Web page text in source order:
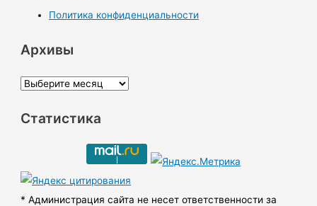
Политика конфиденциальности
Архивы
А
х
ы
Статистика
* Администрация сайта не несет ответственности за